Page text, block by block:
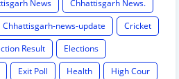
News
Chhattisgarh News.
Chhattisgarh-news-update
Cricket
Result
Elections
Exit Poll Health
High Cour